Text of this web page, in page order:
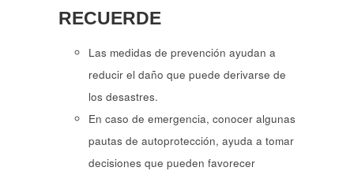
RECUERDE
Las medidas de prevención ayudan a
reducir el daño que puede derivarse de
los desastres.
En caso de emergencia, conocer algunas
pautas de autoprotección, ayuda a tomar
decisiones que pueden favorecer